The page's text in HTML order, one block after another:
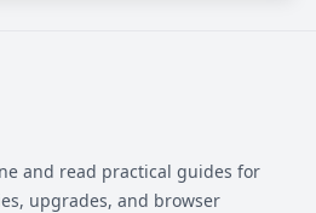
and read practical guides for
upgrades, and browser